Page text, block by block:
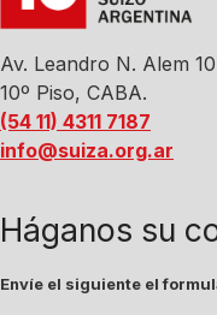
Av. Leandro N. Alem
10º Piso, CABA.
(54 11) 4311 7187
info@suiza.org.ar
Háganos su
Envíe el siguiente el